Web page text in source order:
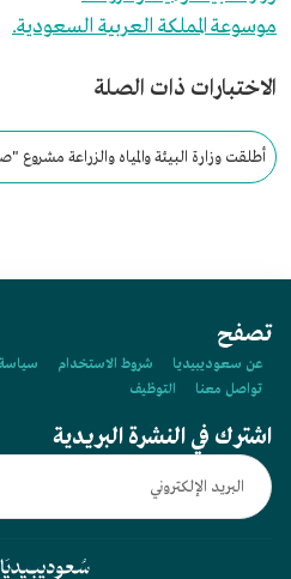
موسوعة المملكة العربية السعودية.
الاختبارات ذات الصلة
أطلقت وزارة البيئة والمياه والزراعة مشروع
تصفح
عن سعوديبيديا شروط الاستخدام
تواصل معنا
التوظيف
اشترك في النشرة البريدية